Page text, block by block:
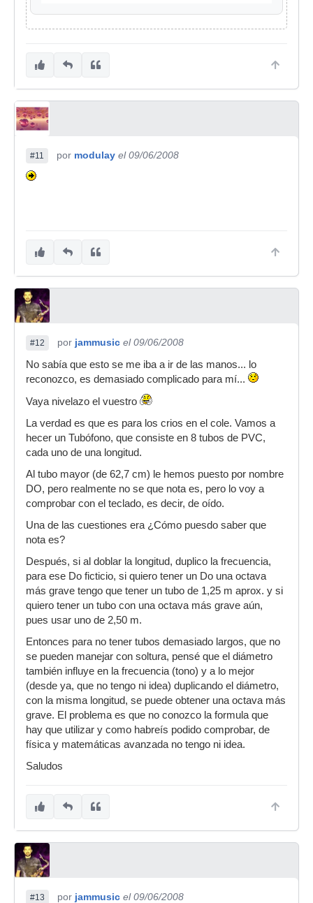
#11 por modulay el 09/06/2008
#12 por jammusic el 09/06/2008
No sabía que esto se me iba a ir de las manos... lo
reconozco, es demasiado complicado para mí...
Vaya nivelazo el vuestro
La verdad es que es para los crios en el cole. Vamos a
hecer un Tubófono, que consiste en 8 tubos de PVC,
cada uno de una longitud.
Al tubo mayor (de 62,7 cm) le hemos puesto por nombre
DO, pero realmente no se que nota es, pero lo voy a
comprobar con el teclado, es decir, de oído.
Una de las cuestiones era ¿Cómo puesdo saber que
nota es?
Después, si al doblar la longitud, duplico la frecuencia,
para ese Do ficticio, si quiero tener un Do una octava
más grave tengo que tener un tubo de 1,25 m aprox. y si
quiero tener un tubo con una octava más grave aún,
pues usar uno de 2,50 m.
Entonces para no tener tubos demasiado largos, que no
se pueden manejar con soltura, pensé que el diámetro
también influye en la frecuencia (tono) y a lo mejor
(desde ya, que no tengo ni idea) duplicando el diámetro,
con la misma longitud, se puede obtener una octava más
grave. El problema es que no conozco la formula que
hay que utilizar y como habreís podido comprobar, de
física y matemáticas avanzada no tengo ni idea.
Saludos
#13 por jammusic el 09/06/2008